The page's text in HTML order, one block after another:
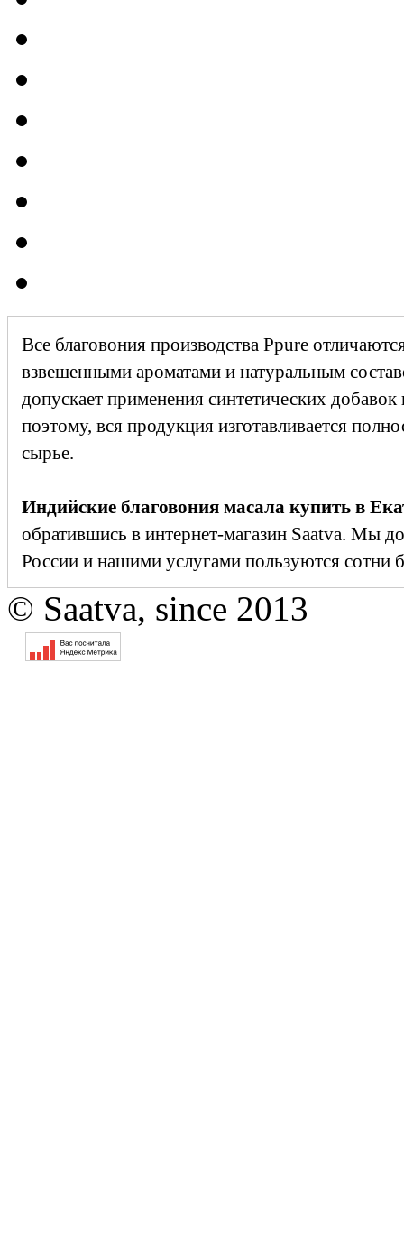
Все благовония производства Ppure
взвешенными ароматами и натуральным
допускает применения синтетических добавок
поэтому, вся продукция изготавливается
сырье.
Индийские благовония масала купить в
обратившись в интернет-магазин Saatva. Мы
России и нашими услугами пользуются сотни
© Saatva, since 2013